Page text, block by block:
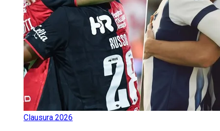
Clausura 2026